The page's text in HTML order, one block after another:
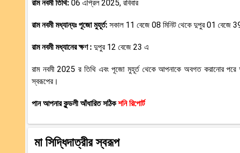
রাম নবমী তিথি: 06 এপ্রিল 2025, রবিবার
রাম নবমী মধ্যান্যঃ পূজো মুহূর্ত: সকাল 11 বেজে 08 মিনিট থেকে দুপুর 01 বেজে 39
রাম নবমী মধ্যানের ক্ষণ : দুপুর 12 বেজে 23 এ
রাম নবমী 2025 র তিথি এবং পূজো মুহূর্ত থেকে আপনাকে অবগত করানোর পরে
স্বরূপের।
পান আপনার কুন্ডলী আঁধারিত সঠিকশনি রিপোর্ট
মা সিদ্ধিদাত্রীর স্বরূপ